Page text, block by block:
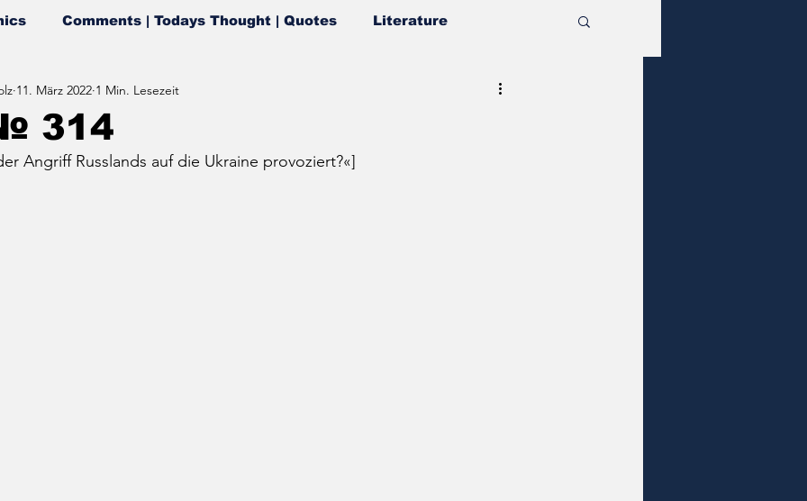
Comments | Todays Thought | Quotes Literature
314
11. März 2022 1 Min. Lesezeit
Angriff Russlands auf die Ukraine provoziert?«]